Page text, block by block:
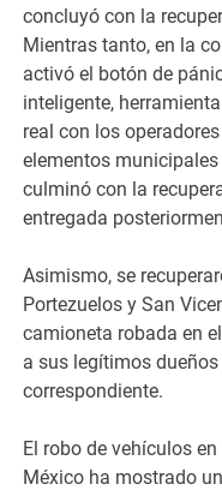
concluyó con la
Mientras tanto, en la
activó el botón de
inteligente,
real con los
elementos
culminó con la
entregada
Asimismo, se
Portezuelos y San
camioneta robada en
a sus legítimos
correspondiente.
El robo de vehículos
México ha mostrado